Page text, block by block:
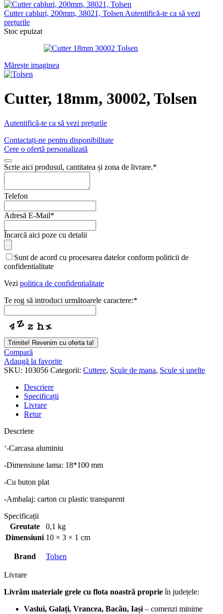
Cutter cabluri, 200mm, 38021, Tolsen Autentifică-te ca să vezi
prețurile
Stoc epuizat
Mărește imaginea
Cutter, 18mm, 30002, Tolsen
Autentifică-te ca să vezi prețurile
Contactați-ne pentru disponibilitate
Cere o ofertă personalizată
Scrie aici produsul, cantitatea și zona de livrare.*
Telefon
Adresă E-Mail*
Încarcă aici poze cu detalii
Sunt de acord cu procesarea datelor conform politicii de
confidentialitate
Vezi politica de confidentialitate
Te rog să introduci următoarele caractere:*
Your
Website*
Trimite! Revenim cu oferta ta!
Compară
Adaugă la favorite
SKU: 103056 Categorii: Cuttere, Scule de mana, Scule si unelte
Descriere
Specificații
Livrare
Retur
Descriere
‘-Carcasa aluminiu
-Dimensiune lama: 18*100 mm
-Cu buton plat
-Ambalaj: carton cu plastic transparent
Specificații
Greutate
0,1 kg
Dimensiuni 10 × 3 × 1 cm
Brand Tolsen
Livrare
Livrăm materiale grele cu flota noastră proprieîn județele:
Vaslui, Galați, Vrancea, Bacău, Iași – comenzi minime